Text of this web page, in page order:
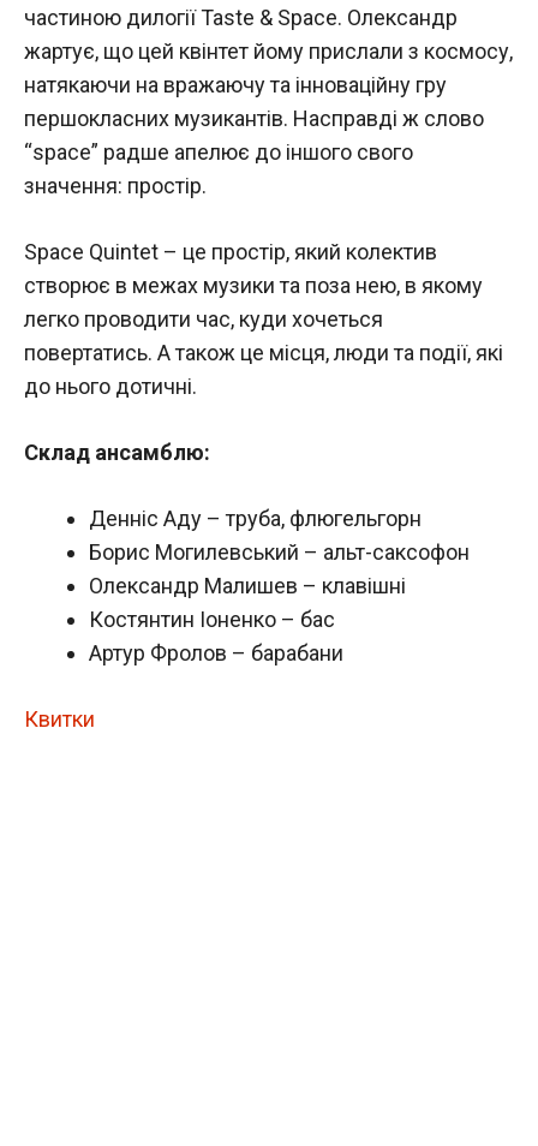
частиною дилогії Taste & Space. Олександр
жартує, що цей квінтет йому прислали з космосу,
натякаючи на вражаючу та інноваційну гру
першокласних музикантів. Насправді ж слово
“space” радше апелює до іншого свого
значення: простір.
Space Quintet – це простір, який колектив
створює в межах музики та поза нею, в якому
легко проводити час, куди хочеться
повертатись. А також це місця, люди та події, які
до нього дотичні.
Склад ансамблю:
Денніс Аду – труба, флюгельгорн
Борис Могилевський – альт-саксофон
Олександр Малишев – клавішні
Костянтин Іоненко – бас
Артур Фролов – барабани
Квитки